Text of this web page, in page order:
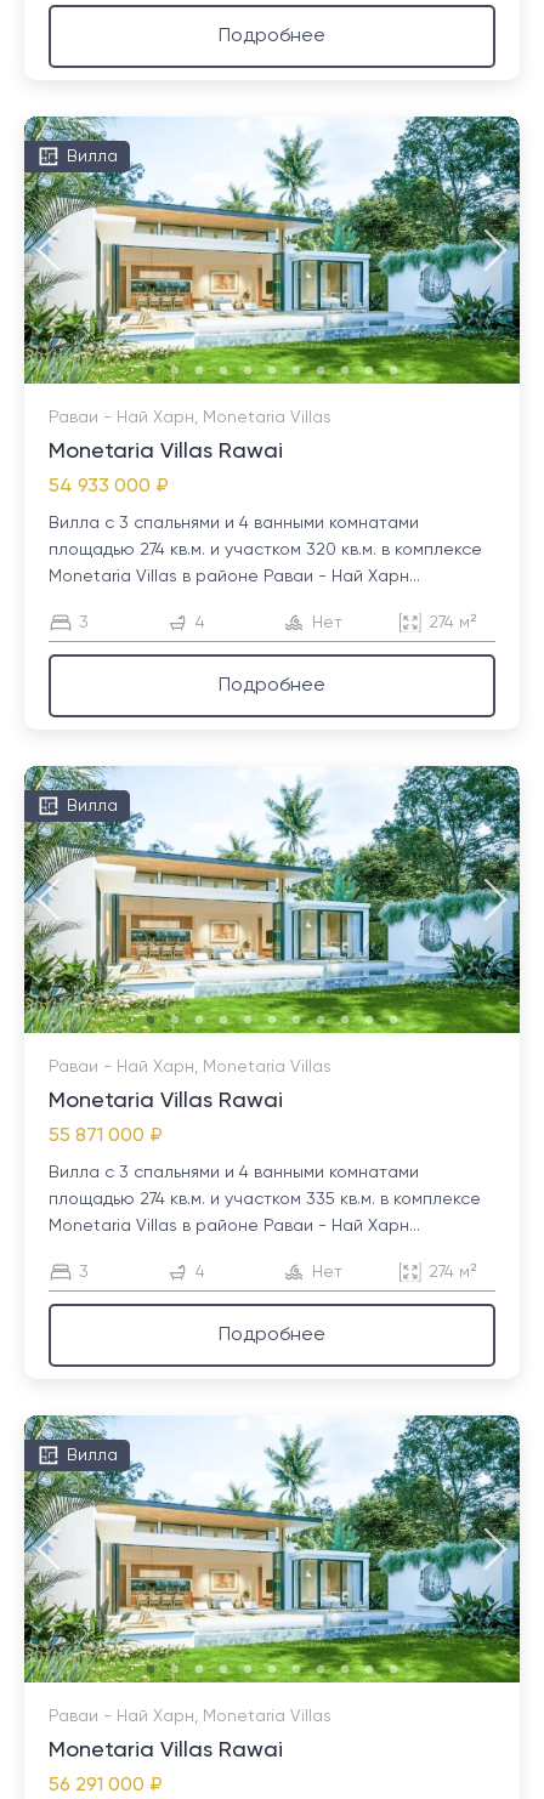
Подробнее
Вилла
Раваи - Най Харн, Monetaria Villas
Monetaria Villas Rawai
54 933 000 ₽
Вилла с 3 спальнями и 4 ванными комнатами
площадью 274 кв.м. и участком 320 кв.м. в комплексе
Monetaria Villas в районе Раваи - Най Харн...
3 4 Нет 274 м²
Подробнее
Вилла
Раваи - Най Харн, Monetaria Villas
Monetaria Villas Rawai
55 871 000 ₽
Вилла с 3 спальнями и 4 ванными комнатами
площадью 274 кв.м. и участком 335 кв.м. в комплексе
Monetaria Villas в районе Раваи - Най Харн...
3 4 Нет 274 м²
Подробнее
Вилла
Раваи - Най Харн, Monetaria Villas
Monetaria Villas Rawai
56 291 000 ₽